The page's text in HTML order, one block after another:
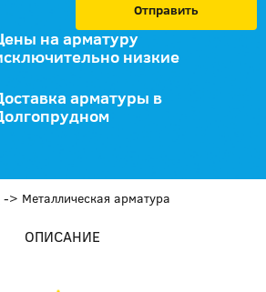
Отправить
на арматуру
низкие
арматуры в
-> Металлическая арматура
ОПИСАНИЕ